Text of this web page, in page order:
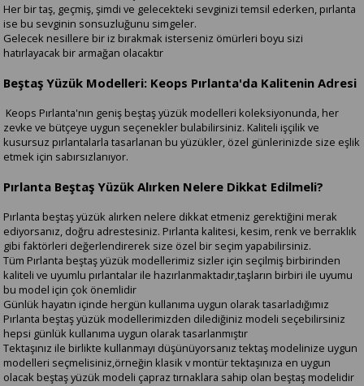
Her bir taş, geçmiş, şimdi ve gelecekteki sevginizi temsil ederken, pırlanta
ise bu sevginin sonsuzluğunu simgeler.
Gelecek nesillere bir iz bırakmak isterseniz ömürleri boyu sizi
hatırlayacak bir armağan olacaktır
Beştaş Yüzük Modelleri: Keops Pırlanta'da Kalitenin Adresi
Keops Pırlanta'nın geniş beştaş yüzük modelleri koleksiyonunda, her
zevke ve bütçeye uygun seçenekler bulabilirsiniz. Kaliteli işçilik ve
kusursuz pırlantalarla tasarlanan bu yüzükler, özel günlerinizde size eşlik
etmek için sabırsızlanıyor.
Pırlanta Beştaş Yüzük Alırken Nelere Dikkat Edilmeli?
Pırlanta beştaş yüzük alırken nelere dikkat etmeniz gerektiğini merak
ediyorsanız, doğru adrestesiniz. Pırlanta kalitesi, kesim, renk ve berraklık
gibi faktörleri değerlendirerek size özel bir seçim yapabilirsiniz.
Tüm Pırlanta beştaş yüzük modellerimiz sizler için seçilmiş birbirinden
kaliteli ve uyumlu pırlantalar ile hazırlanmaktadır,taşların birbiri ile uyumu
bu model için çok önemlidir
Günlük hayatın içinde hergün kullanıma uygun olarak tasarladığımız
Pırlanta beştaş yüzük modellerimizden dilediğiniz modeli seçebilirsiniz
hepsi günlük kullanıma uygun olarak tasarlanmıştır
Tektaşınız ile birlikte kullanmayı düşünüyorsanız tektaş modelinize uygun
modelleri seçmelisiniz,örneğin klasik v montür tektaşınıza en uygun
olacak beştaş yüzük modeli çapraz tırnaklara sahip olan beştaş modelidir